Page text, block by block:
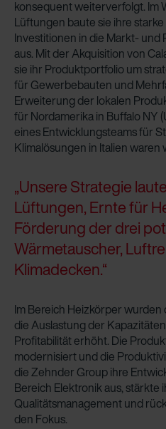
konsequent weiterverfolgt. Im
Lüftungen baute sie ihre
Investitionen in die Markt-
aus. Mit der Akquisition von
sie ihr Produktportfolio um
für Gewerbebauten und
Erweiterung der lokalen
für Nordamerika in Buffalo NY
eines Entwicklungsteams für
Klimalösungen in Italien waren
„Unsere Strategie
Lüftungen, Ernte für
Förderung der drei
Wärmetauscher,
Klimadecken.“
Im Bereich Heizkörper
die Auslastung der
Profitabilität erhöht. Die
modernisiert und die
die Zehnder Group ihre
Bereich Elektronik aus, stärkte
Qualitätsmanagement und
den Fokus.